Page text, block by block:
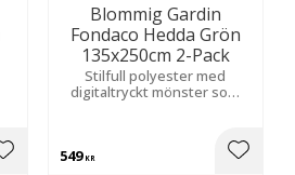
Lägg till i favoriter
Blommig Gardin
Fondaco Hedda Grön
135x250cm 2-Pack
Stilfull polyester med
digitaltryckt mönster som
Slubeffekt skapar en unik
struktur och ett vackert fall.
549KR Lägg